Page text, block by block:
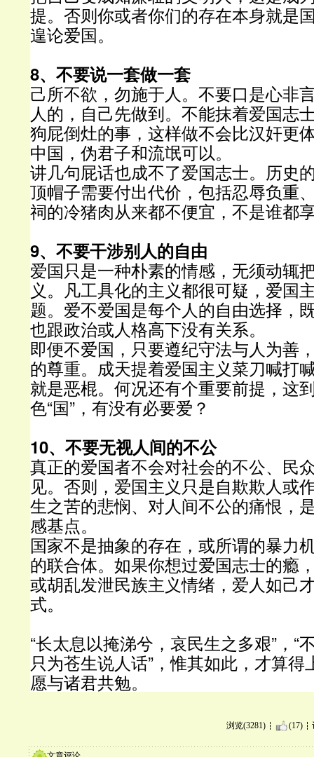
提。否则你或者你们的存在本身就是
遑论爱国。
8、不要说一套做一套
己所不欲，勿施于人。不要口是心非
人的，自己先做到。不能抹着爱国志
狗屁倒灶的事，这样做不会比汉奸更
中国，伪君子和流氓可以。
讲几句屁话也成不了爱国志士。历史
顶帽子需要付出代价，包括忍辱负重
祠的冷猪肉从来都不便宜，不是谁都
9、不要干涉别人的自由
爱国只是一种朴素的情感，无须动辄
义。凡工具化的主义都很可疑，爱国
题。爱不爱国是每个人的自由选择，
也跟政治或人格高下没有关系。
即便不爱国，只要遵纪守法与人为善
的尊重。成天提着爱国主义菜刀喊打
就是恶棍。何况还有个重要前提，这
色“国”，有没有必要爱？
10、不要无视人间的不公
真正的爱国者不会对社会的不公、民
见。否则，爱国主义只是自欺欺人或
生之苦的悲悯、对人间不公的痛恨，
感基点。
国家不是抽象的存在，或所谓的暴力
的联合体。如果你想过爱国志士的瘾
或胡乱发泄民族主义情绪，爱人如己
式。
“长太息以掩涕兮，哀民生之多艰”，“
只为苍生说人话”，惟其如此，才算得
愿与诸君共勉。
浏览(3281) (17)